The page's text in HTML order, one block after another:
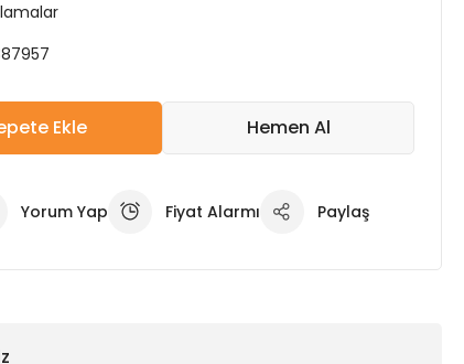
Ekle Hemen Al
Yorum Yap Fiyat Alarmı Paylaş